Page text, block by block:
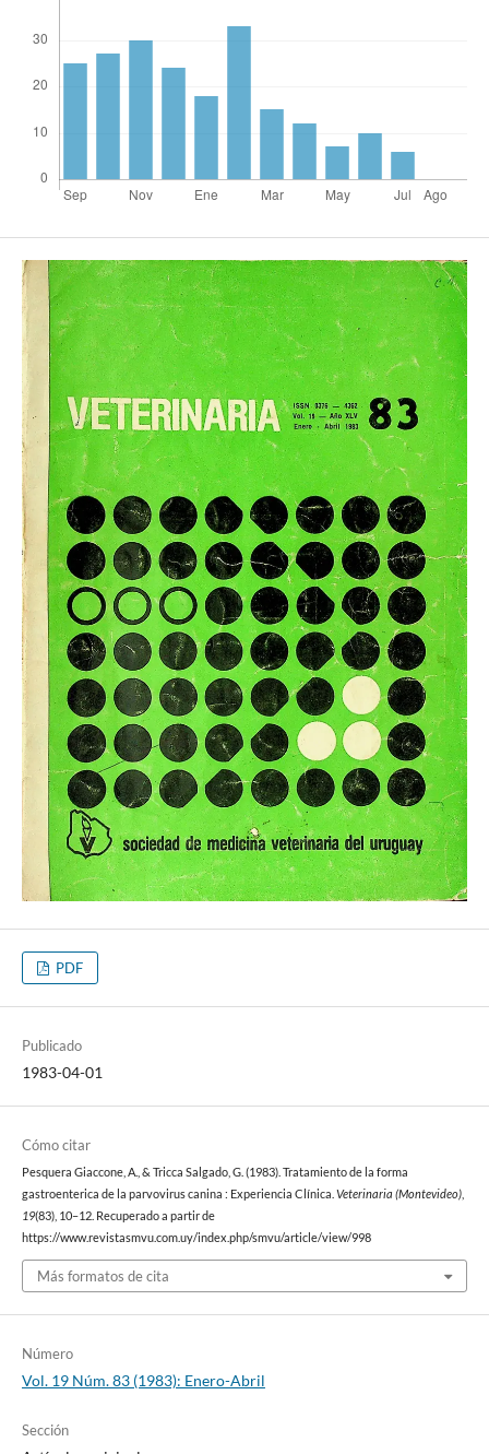
PDF
Publicado
1983-04-01
Cómo citar
Pesquera Giaccone, A., & Tricca Salgado, G. (1983). Tratamiento de la forma
gastroenterica de la parvovirus canina : Experiencia Clínica. Veterinaria (Montevideo),
19(83), 10–12. Recuperado a partir de
https://www.revistasmvu.com.uy/index.php/smvu/article/view/998
Más formatos de cita
Número
Vol. 19 Núm. 83 (1983): Enero-Abril
Sección